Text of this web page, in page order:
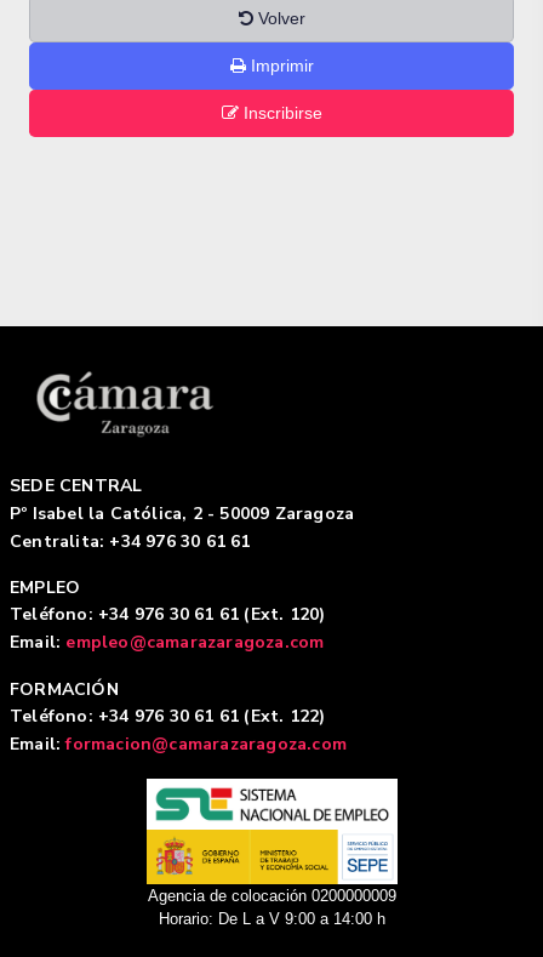
Volver
Imprimir
Inscribirse
SEDE CENTRAL
Pº Isabel la Católica, 2 - 50009 Zaragoza
Centralita: +34 976 30 61 61
EMPLEO
Teléfono: +34 976 30 61 61 (Ext. 120)
Email: empleo@camarazaragoza.com
FORMACIÓN
Teléfono: +34 976 30 61 61 (Ext. 122)
Email:formacion@camarazaragoza.com
Agencia de colocación 0200000009
Horario: De L a V 9:00 a 14:00 h